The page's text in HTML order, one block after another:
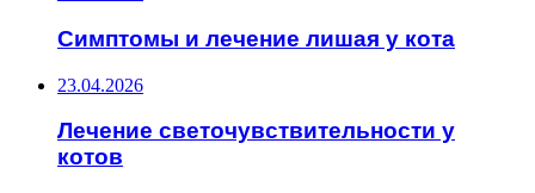
Симптомы и лечение лишая у кота
23.04.2026
Лечение светочувствительности у
котов